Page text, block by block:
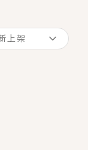
上架